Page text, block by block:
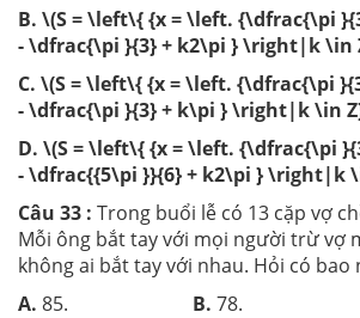
B. \(S = \left\{ {x = \left. {\dfrac{\pi
- \dfrac{\pi }{3} + k2\pi } \right|k
C. \(S = \left\{ {x = \left. {\dfrac{\pi
- \dfrac{\pi }{3} + k\pi } \right|k \in
D. \(S = \left\{ {x = \left. {\dfrac{\pi
- \dfrac{{5\pi }}{6} + k2\pi } \right|k
Câu 33 : Trong buổi lễ có 13 cặp vợ
Mỗi ông bắt tay với mọi người trừ vợ
không ai bắt tay với nhau. Hỏi có bao
A. 85. B. 78.